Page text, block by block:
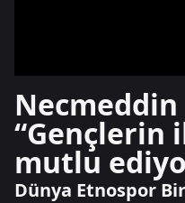
“Gençlerin
mutlu
Dünya Etnospor